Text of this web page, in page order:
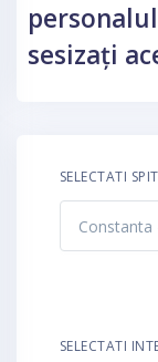
sesizați
SELECTATI
SELECTATI